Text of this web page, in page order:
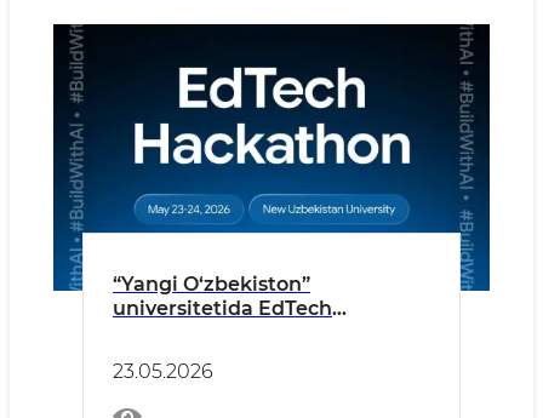
“Yangi O‘zbekiston”
universitetida EdTech
23.05.2026